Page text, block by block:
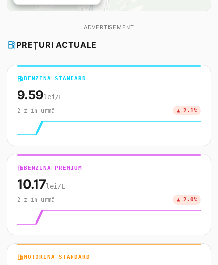
ADVERTISEMENT
local_gas_station PREȚURI ACTUALE
local_gas_stationBENZINA STANDARD
9.59lei/L
2 z în urmă ▲ 2.1%
local_gas_stationBENZINA PREMIUM
10.17lei/L
2 z în urmă ▲ 2.0%
local_gas_stationMOTORINA STANDARD